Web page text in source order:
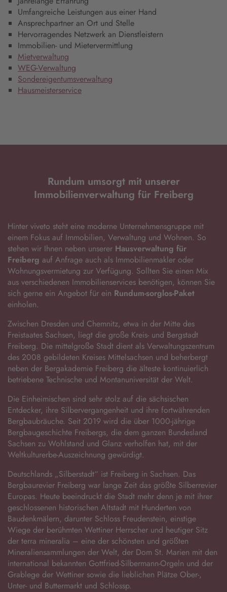
Umfangreiche Leistungen aus einer Hand
Ansprechpartner an Ort und Stelle
Hervorragendes Netzwerk an Dienstleistern
Immobilien- und Mietervermittlung
Mietverwaltung
WEG-Verwaltung
Sondereigentumsverwaltung
Hausmeisterservice
Rundum umsorgt mit unserer
Immobilienverwaltung für Freiberg
Hinter viveto steht eine moderne Unternehmensgruppe mit
einem Fokus auf Immobilien, Verwaltung und Wohnen. So
stehen wir Ihnen neben unserer Hausverwaltung für
Freiberg auf Anfrage auch als Immobilienmakler oder
Wohnungsvermietung zur Verfügung. Sollten Sie einen Mix
aus verschiedenen Immobilienservices benötigen, können Sie
sich gerne ein Angebot für ein Rundum-sorglos-Paket
einholen.
Zwischen Dresden und Chemnitz, etwa in der Mitte des
Freistaates Sachsen, liegt die große Kreis- und Bergstadt
Freiberg. Die mittelgroße Stadt dient als Verwaltungszentrum
des 2008 gebildeten Kreises Mittelsachsen und beherbergt
neben der Bergakademie Freiberg die älteste kontinuierlich
betriebene Technische und Montanuniversität der Welt.
Die Einheimischen sind sehr stolz auf die sächsischen
Entdecker, ihre Silbervergangenheit und ihre fortwährenden
Bergbaubräuche. Seit 2019 wird die über 1000-jährige
Bergbaugeschichte Freibergs, die dem ganzen Bundesland
Sachsen zu Wohlstand und Glanz verholfen hat, mit der
Weltkulturerbe-Auszeichnung gewürdigt.
Deutschlands „Silberstadt“ ist Freiberg in Sachsen. Das
Bergbaurevier Freiberg war lange Zeit das größte Silberrevier
Europas. Heute beeindruckt die Stadt mehr denn je mit ihrer
geschlossenen historischen Altstadt mit Hunderten von
Baudenkmälern, darunter Schloss Freudenstein, einstige
Wiege der berühmten Wettiner Herrscher und heutiger Sitz
der terra mineralia – eine der schönsten und größten
Mineraliensammlungen der Welt, der Dom St. Marien mit den
international bekannten Gottfried-Silbermann-Orgeln und der
Grablege der Wettiner sowie die lieblichen Plätze Ober-,
Unter- und Buttermarkt und Schlossp.